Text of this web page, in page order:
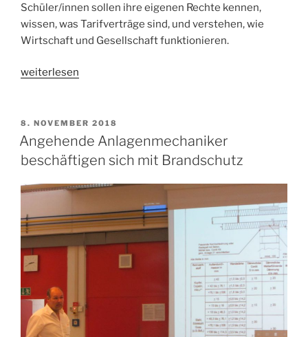
Schüler/innen sollen ihre eigenen Rechte kennen,
wissen, was Tarifverträge sind, und verstehen, wie
Wirtschaft und Gesellschaft funktionieren.
„Gewerkschaftsjugend
Berufsschule“
weiterlesen
VERÖFFENTLICHT
AM
8. NOVEMBER 2018
Angehende Anlagenmechaniker
beschäftigen sich mit Brandschutz